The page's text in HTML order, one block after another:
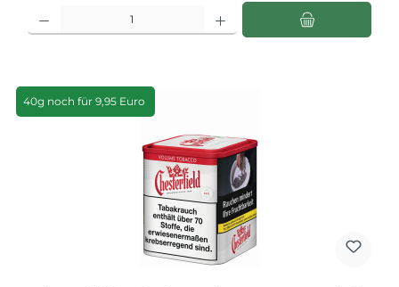
Produkt Anzahl: Gib den gewünschten Wert ein oder benutze die Schaltflächen
40g noch für 9,95 Euro